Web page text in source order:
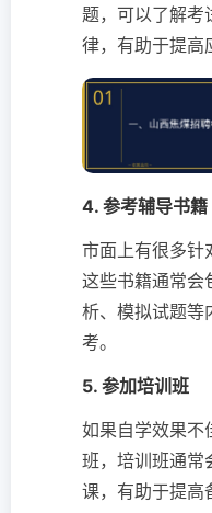
题，可以了解考
律，有助于提高
4. 参考辅导书籍
市面上有很多针
这些书籍通常会
析、模拟试题等
考。
5. 参加培训班
如果自学效果不
班，培训班通常
课，有助于提高